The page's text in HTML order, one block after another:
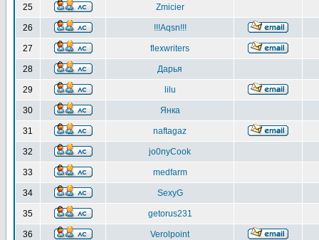
25 Zmicier
26 !!!Aqsn!!!
27 flexwriters
28 Дарья
29 lilu
30 Янка
31 naftagaz
32 jo0nyCook
33 medfarm
34 SexyG
35 getorus231
36 Verolpoint